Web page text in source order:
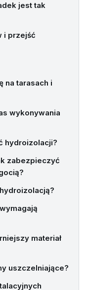
jest tak
i przejść
na tarasach i
wykonywania
hydroizolacji?
zabezpieczyć
materiał
uszczelniające?